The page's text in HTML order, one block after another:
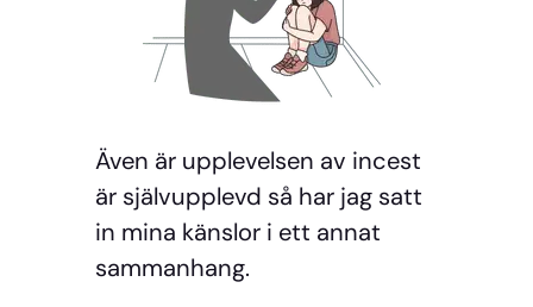
Även är upplevelsen av incest
är självupplevd så har jag satt
in mina känslor i ett annat
sammanhang.